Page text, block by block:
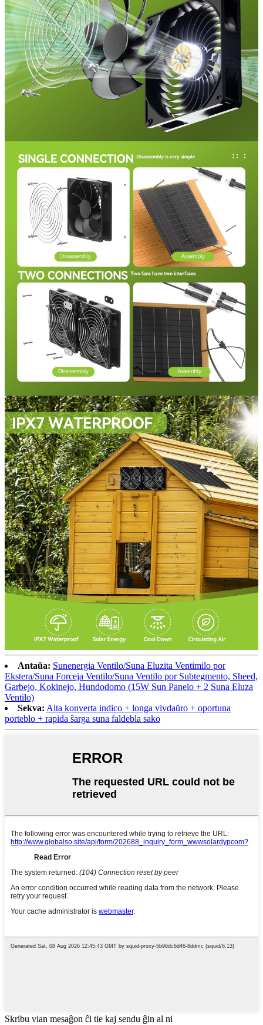
Antaŭa: Sunenergia Ventilo/Suna Eluzita Ventimilo por
Ekstera/Suna Forceja Ventilo/Suna Ventilo por Subtegmento, Sheed,
Garbejo, Kokinejo, Hundodomo (15W Sun Panelo + 2 Suna Eluza
Ventilo)
Sekva: Alta konverta indico + longa vivdaŭro + oportuna
porteblo + rapida ŝarga suna faldebla sako
Skribu vian mesaĝon ĉi tie kaj sendu ĝin al ni